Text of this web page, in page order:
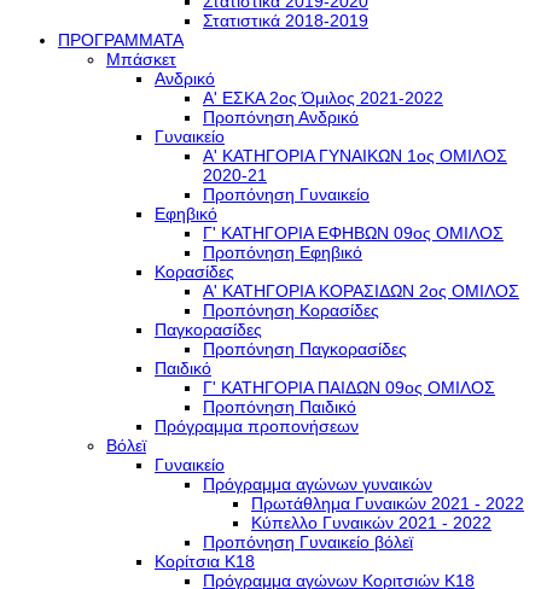
Στατιστικά 2018-2019
ΠΡΟΓΡΑΜΜΑΤΑ
Μπάσκετ
Ανδρικό
Α' ΕΣΚΑ 2ος Όμιλος 2021-2022
Προπόνηση Ανδρικό
Γυναικείο
Α' ΚΑΤΗΓΟΡΙΑ ΓΥΝΑΙΚΩΝ 1ος ΟΜΙΛΟΣ
2020-21
Προπόνηση Γυναικείο
Εφηβικό
Γ' ΚΑΤΗΓΟΡΙΑ ΕΦΗΒΩΝ 09ος ΟΜΙΛΟΣ
Προπόνηση Εφηβικό
Κορασίδες
Α' ΚΑΤΗΓΟΡΙΑ ΚΟΡΑΣΙΔΩΝ 2ος ΟΜΙΛΟΣ
Προπόνηση Κορασίδες
Παγκορασίδες
Προπόνηση Παγκορασίδες
Παιδικό
Γ' ΚΑΤΗΓΟΡΙΑ ΠΑΙΔΩΝ 09ος ΟΜΙΛΟΣ
Προπόνηση Παιδικό
Πρόγραμμα προπονήσεων
Βόλεϊ
Γυναικείο
Πρόγραμμα αγώνων γυναικών
Πρωτάθλημα Γυναικών 2021 - 2022
Κύπελλο Γυναικών 2021 - 2022
Προπόνηση Γυναικείο βόλεϊ
Κορίτσια Κ18
Πρόγραμμα αγώνων Κοριτσιών Κ18